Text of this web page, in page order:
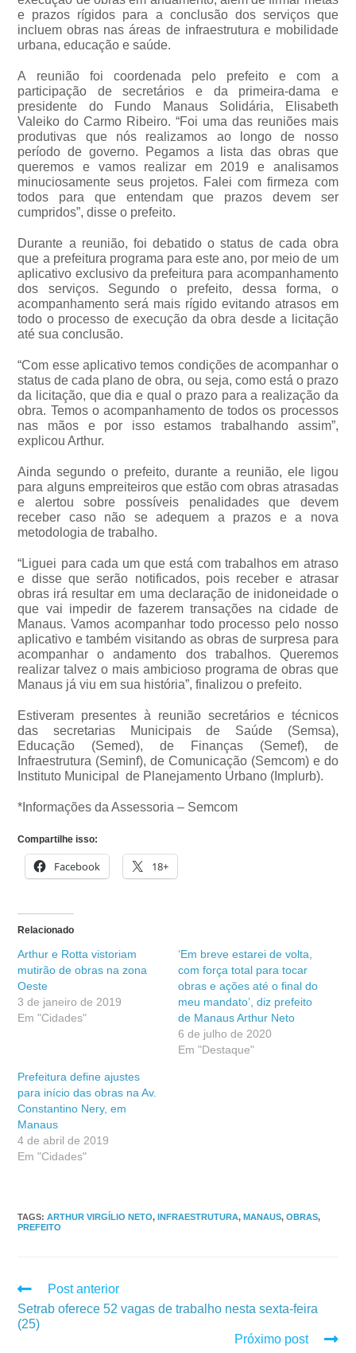
e prazos rígidos para a conclusão dos serviços que
incluem obras nas áreas de infraestrutura e mobilidade
urbana, educação e saúde.
A reunião foi coordenada pelo prefeito e com a
participação de secretários e da primeira-dama e
presidente do Fundo Manaus Solidária, Elisabeth
Valeiko do Carmo Ribeiro. “Foi uma das reuniões mais
produtivas que nós realizamos ao longo de nosso
período de governo. Pegamos a lista das obras que
queremos e vamos realizar em 2019 e analisamos
minuciosamente seus projetos. Falei com firmeza com
todos para que entendam que prazos devem ser
cumpridos”, disse o prefeito.
Durante a reunião, foi debatido o status de cada obra
que a prefeitura programa para este ano, por meio de um
aplicativo exclusivo da prefeitura para acompanhamento
dos serviços. Segundo o prefeito, dessa forma, o
acompanhamento será mais rígido evitando atrasos em
todo o processo de execução da obra desde a licitação
até sua conclusão.
“Com esse aplicativo temos condições de acompanhar o
status de cada plano de obra, ou seja, como está o prazo
da licitação, que dia e qual o prazo para a realização da
obra. Temos o acompanhamento de todos os processos
nas mãos e por isso estamos trabalhando assim”,
explicou Arthur.
Ainda segundo o prefeito, durante a reunião, ele ligou
para alguns empreiteiros que estão com obras atrasadas
e alertou sobre possíveis penalidades que devem
receber caso não se adequem a prazos e a nova
metodologia de trabalho.
“Liguei para cada um que está com trabalhos em atraso
e disse que serão notificados, pois receber e atrasar
obras irá resultar em uma declaração de inidoneidade o
que vai impedir de fazerem transações na cidade de
Manaus. Vamos acompanhar todo processo pelo nosso
aplicativo e também visitando as obras de surpresa para
acompanhar o andamento dos trabalhos. Queremos
realizar talvez o mais ambicioso programa de obras que
Manaus já viu em sua história”, finalizou o prefeito.
Estiveram presentes à reunião secretários e técnicos
das secretarias Municipais de Saúde (Semsa),
Educação (Semed), de Finanças (Semef), de
Infraestrutura (Seminf), de Comunicação (Semcom) e do
Instituto Municipal de Planejamento Urbano (Implurb).
*Informações da Assessoria – Semcom
Compartilhe isso:
Facebook 18+
Relacionado
Arthur e Rotta vistoriam
mutirão de obras na zona
Oeste
3 de janeiro de 2019
Em "Cidades"
‘Em breve estarei de volta,
com força total para tocar
obras e ações até o final do
meu mandato’, diz prefeito
de Manaus Arthur Neto
6 de julho de 2020
Em "Destaque"
Prefeitura define ajustes
para início das obras na Av.
Constantino Nery, em
Manaus
4 de abril de 2019
Em "Cidades"
TAGS:ARTHUR VIRGÍLIO NETO, INFRAESTRUTURA, MANAUS, OBRAS,
PREFEITO
Post anterior
Setrab oferece 52 vagas de trabalho nesta sexta-feira
(25)
Próximo post